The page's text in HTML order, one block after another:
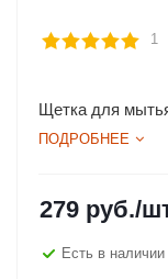
1
Щетка для
ПОДРОБНЕЕ
279 руб./
Есть в наличии